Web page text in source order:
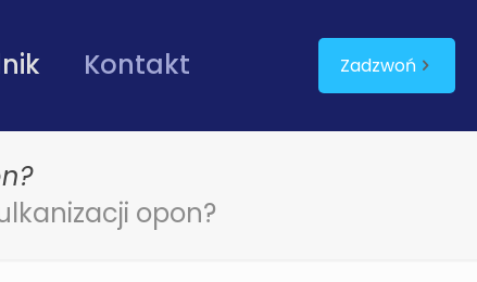
Kontakt Zadzwoń
opon?